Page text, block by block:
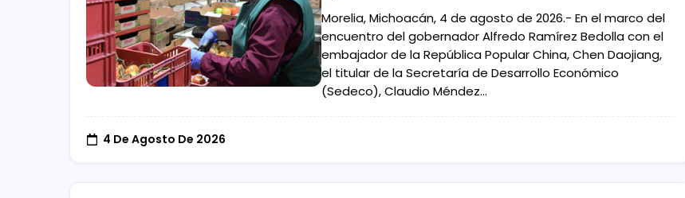
Morelia, Michoacán, 4 de agosto de 2026.- En el marco del
encuentro del gobernador Alfredo Ramírez Bedolla con el
embajador de la República Popular China, Chen Daojiang,
el titular de la Secretaría de Desarrollo Económico
(Sedeco), Claudio Méndez…
4 De Agosto De 2026